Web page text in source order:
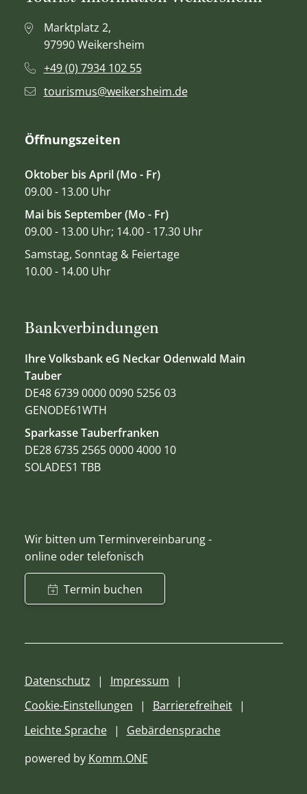
Bankverbindungen
Ihre Volksbank eG Neckar Odenwald Main
Tauber
DE48 6739 0000 0090 5256 03
GENODE61WTH
Sparkasse Tauberfranken
DE28 6735 2565 0000 4000 10
SOLADES1 TBB
Wir bitten um Terminvereinbarung -
online oder telefonisch
Termin buchen
Marktplatz 2,
97990 Weikersheim
+49 (0) 7934 102 55
tourismus@weikersheim.de
Öffnungszeiten
Oktober bis April (Mo - Fr)
09.00 - 13.00 Uhr
Mai bis September (Mo - Fr)
09.00 - 13.00 Uhr; 14.00 - 17.30 Uhr
Samstag, Sonntag & Feiertage
10.00 - 14.00 Uhr
Datenschutz
Impressum
Cookie-Einstellungen
Barrierefreiheit
Leichte Sprache
Gebärdensprache
powered by Komm.ONE